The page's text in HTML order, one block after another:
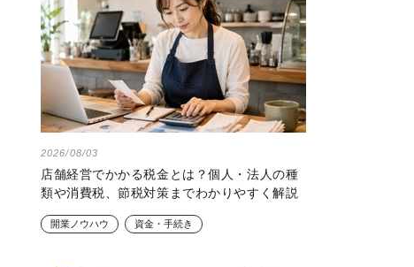
2026/08/03
店舗経営でかかる税金とは？個人・法人の種
類や消費税、節税対策までわかりやすく解説
開業ノウハウ 資金・手続き